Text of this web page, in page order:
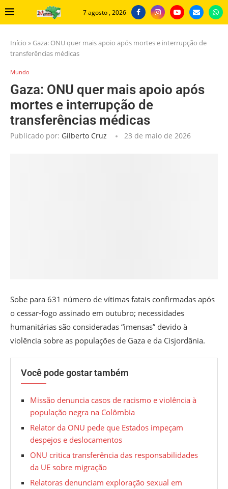
7 agosto , 2026
Início » Gaza: ONU quer mais apoio após mortes e interrupção de
transferências médicas
Mundo
Gaza: ONU quer mais apoio após
mortes e interrupção de
transferências médicas
Publicado por: Gilberto Cruz 23 de maio de 2026
Sobe para 631 número de vítimas fatais confirmadas após
o cessar-fogo assinado em outubro; necessidades
humanitárias são consideradas “imensas” devido à
violência sobre as populações de Gaza e da Cisjordânia.
Você pode gostar também
Missão denuncia casos de racismo e violência à
população negra na Colômbia
Relator da ONU pede que Estados impeçam
despejos e deslocamentos
ONU critica transferência das responsabilidades
da UE sobre migração
Relatoras denunciam exploração sexual em